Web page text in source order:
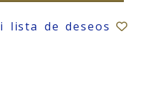
lista de deseos